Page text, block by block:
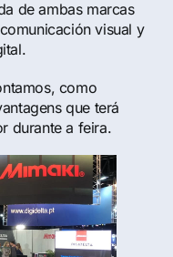
de ambas marcas
visual y
como
que terá
durante a feira.